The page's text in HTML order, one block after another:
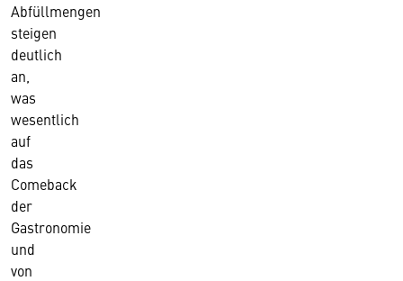
Abfüllmengen
steigen
deutlich
an,
was
wesentlich
auf
das
Comeback
der
Gastronomie
und
von